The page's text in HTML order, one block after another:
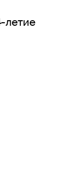
летие